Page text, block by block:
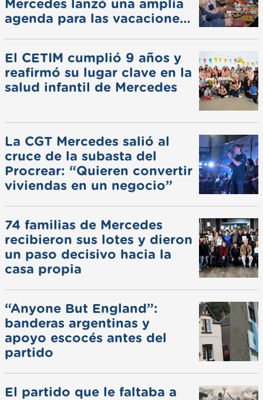
Mercedes lanzó una amplia
agenda para las vacaciones
El CETIM cumplió 9 años y
reafirmó su lugar clave en la
salud infantil de Mercedes
La CGT Mercedes salió al
cruce de la subasta del
Procrear: “Quieren convertir
viviendas en un negocio”
74 familias de Mercedes
recibieron sus lotes y dieron
un paso decisivo hacia la
casa propia
“Anyone But England”:
banderas argentinas y
apoyo escocés antes del
partido
El partido que le faltaba a